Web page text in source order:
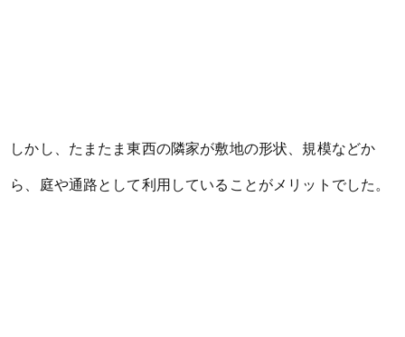
しかし、たまたま東西の隣家が敷地の形状、規模などか
ら、庭や通路として利用していることがメリットでした。